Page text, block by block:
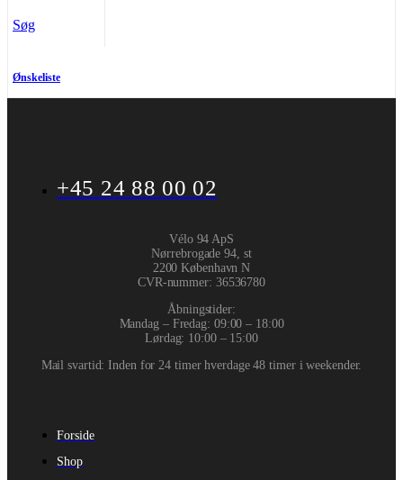
Søg
Ønskeliste
+45 24 88 00 02
Vélo 94 ApS
Nørrebrogade 94, st
2200 København N
CVR-nummer: 36536780
Åbningstider:
Mandag – Fredag: 09:00 – 18:00
Lørdag: 10:00 – 15:00
Mail svartid: Inden for 24 timer hverdage 48 timer i weekender.
Forside
Shop